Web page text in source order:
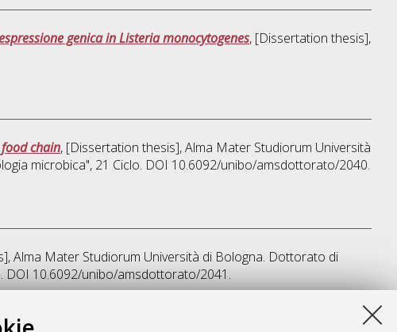
genica in Listeria monocytogenes, [Dissertation thesis],
chain, [Dissertation thesis], Alma Mater Studiorum Università
microbica", 21 Ciclo. DOI 10.6092/unibo/amsdottorato/2040.
Alma Mater Studiorum Università di Bologna. Dottorato di
DOI 10.6092/unibo/amsdottorato/2041.
Fri Aug 7 20:31:25 2026 CEST.